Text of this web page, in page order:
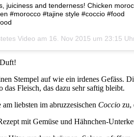
juiciness and tenderness! Chicken
#morocco #tajine style #coccio #food
Video am 16. Nov 2015 um 23:15
Stempel auf wie ein irdenes Gefäss.
das Fleisch, das dazu sehr saftig bleibt.
liebsten im abruzzesischen Coccio zu,
mit Gemüse und Hähnchen-